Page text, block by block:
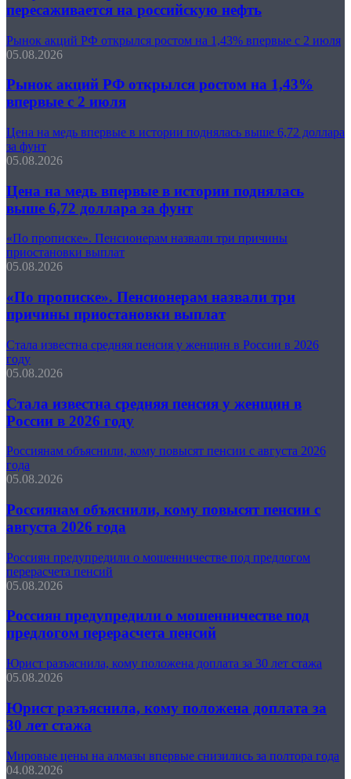
пересаживается на российскую нефть
Рынок акций РФ открылся ростом на 1,43% впервые с 2 июля
05.08.2026
Рынок акций РФ открылся ростом на 1,43%
впервые с 2 июля
Цена на медь впервые в истории поднялась выше 6,72 доллара
за фунт
05.08.2026
Цена на медь впервые в истории поднялась
выше 6,72 доллара за фунт
«По прописке». Пенсионерам назвали три причины
приостановки выплат
05.08.2026
«По прописке». Пенсионерам назвали три
причины приостановки выплат
Стала известна средняя пенсия у женщин в России в 2026
году
05.08.2026
Стала известна средняя пенсия у женщин в
России в 2026 году
Россиянам объяснили, кому повысят пенсии с августа 2026
года
05.08.2026
Россиянам объяснили, кому повысят пенсии с
августа 2026 года
Россиян предупредили о мошенничестве под предлогом
перерасчета пенсий
05.08.2026
Россиян предупредили о мошенничестве под
предлогом перерасчета пенсий
Юрист разъяснила, кому положена доплата за 30 лет стажа
05.08.2026
Юрист разъяснила, кому положена доплата за
30 лет стажа
Мировые цены на алмазы впервые снизились за полтора года
04.08.2026